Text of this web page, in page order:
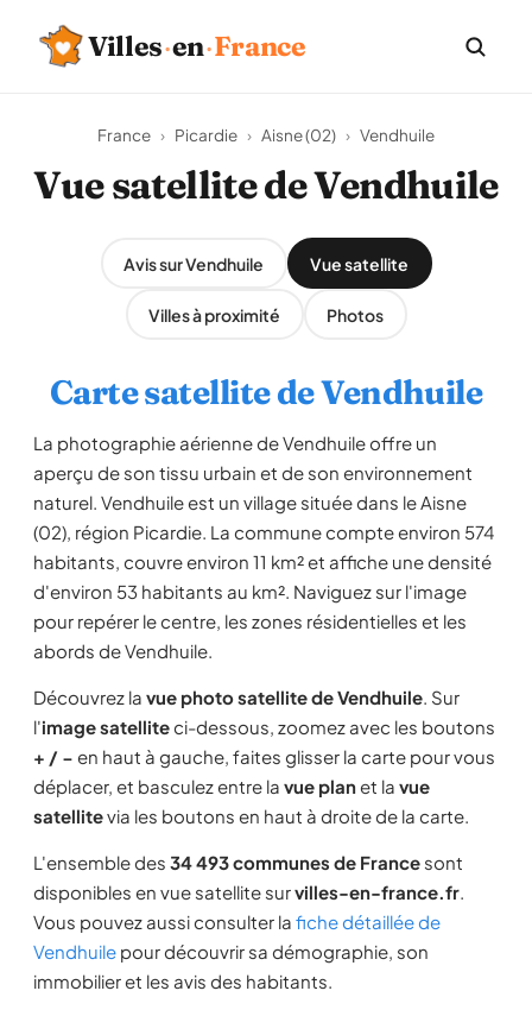
Villes·en·France
France › Picardie › Aisne (02) › Vendhuile
Vue satellite de Vendhuile
Avis sur Vendhuile Vue satellite
Villes à proximité Photos
Carte satellite de Vendhuile
La photographie aérienne de Vendhuile offre un
aperçu de son tissu urbain et de son environnement
naturel. Vendhuile est un village située dans le Aisne
(02), région Picardie. La commune compte environ 574
habitants, couvre environ 11 km² et affiche une densité
d'environ 53 habitants au km². Naviguez sur l'image
pour repérer le centre, les zones résidentielles et les
abords de Vendhuile.
Découvrez la vue photo satellite de Vendhuile. Sur
l'image satelliteci-dessous, zoomez avec les boutons
+ / − en haut à gauche, faites glisser la carte pour vous
déplacer, et basculez entre la vue planet la vue
satellitevia les boutons en haut à droite de la carte.
L'ensemble des 34 493 communes de France sont
disponibles en vue satellite survilles-en-france.fr.
Vous pouvez aussi consulter la fiche détaillée de
Vendhuile pour découvrir sa démographie, son
immobilier et les avis des habitants.